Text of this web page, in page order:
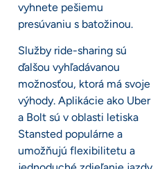
vyhnete pešiemu
presúvaniu s batožinou.
Služby ride-sharing sú
ďalšou vyhľadávanou
možnosťou, ktorá má svoje
výhody. Aplikácie ako Uber
a Bolt sú v oblasti letiska
Stansted populárne a
umožňujú flexibilitetu a